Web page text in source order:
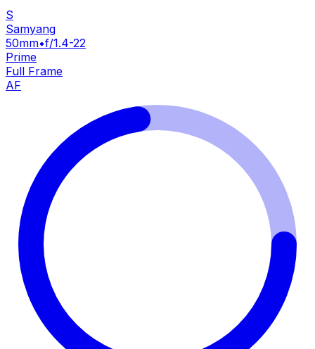
S
Samyang
50mm•f/1.4-22
Prime
Full Frame
AF